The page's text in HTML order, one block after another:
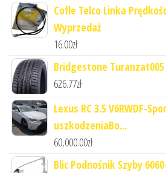
Cofle Telco Linka
Wyprzedaż
16.00zł
Bridgestone Turanzat005
626.77zł
Lexus RC 3.5 V6RWDF-
uszkodzeniaBo...
60,000.00zł
Blic Podnośnik Szyby